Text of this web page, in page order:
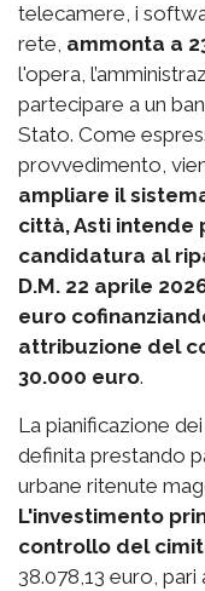
telecamere, i
rete, ammonta a
l'opera,
partecipare a un
Stato. Come
provvedimento,
ampliare il
città, Asti intende
candidatura al
D.M. 22 aprile
euro
attribuzione del
30.000 euro.
La pianificazione
definita prestando
urbane ritenute
L'investimento
controllo del
38.078,13 euro,